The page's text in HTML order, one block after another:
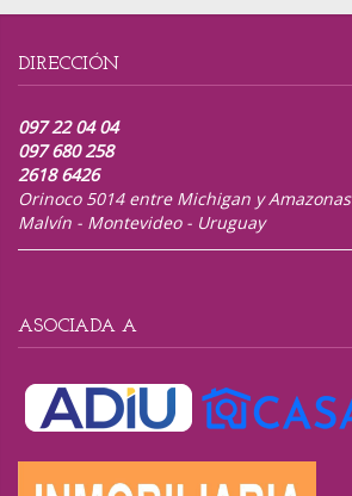
DIRECCIÓN
097 22 04 04
097 680 258
2618 6426
Orinoco 5014 entre Michigan y Amazonas
Malvín - Montevideo - Uruguay
ASOCIADA A